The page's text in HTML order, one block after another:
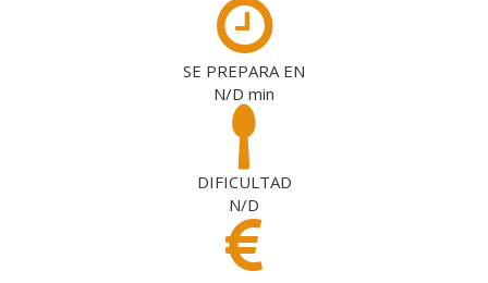
SE PREPARA EN
N/D min
DIFICULTAD
N/D